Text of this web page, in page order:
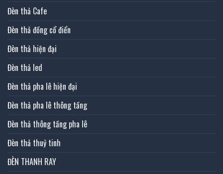
Đèn thả Cafe
Đèn thả đồng cổ điển
Đèn thả hiện đại
Đèn thả led
Đèn thả pha lê hiện đại
Đèn thả pha lê thông tầng
Đèn thả thông tầng pha lê
Đèn thả thuỷ tinh
ĐÈN THANH RAY